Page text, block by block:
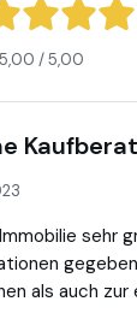
5,00 / 5,00
sehr
als auch